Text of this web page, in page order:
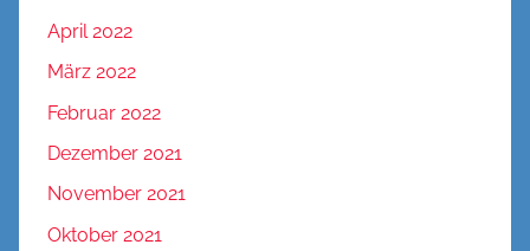
April 2022
März 2022
Februar 2022
Dezember 2021
November 2021
Oktober 2021